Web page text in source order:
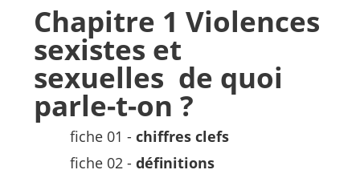
Chapitre 1 Violences
sexistes et
sexuelles de quoi
parle-t-on ?
fiche 01 - chiffres clefs
fiche 02 - définitions